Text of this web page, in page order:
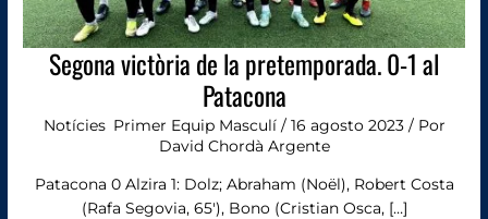
Segona victòria de la pretemporada. 0-1 al
Patacona
Notícies, Primer Equip Masculí/ 16 agosto 2023 / Por
David Chordà Argente
Patacona 0 Alzira 1: Dolz; Abraham (Noël), Robert Costa
(Rafa Segovia, 65′), Bono (Cristian Osca, […]